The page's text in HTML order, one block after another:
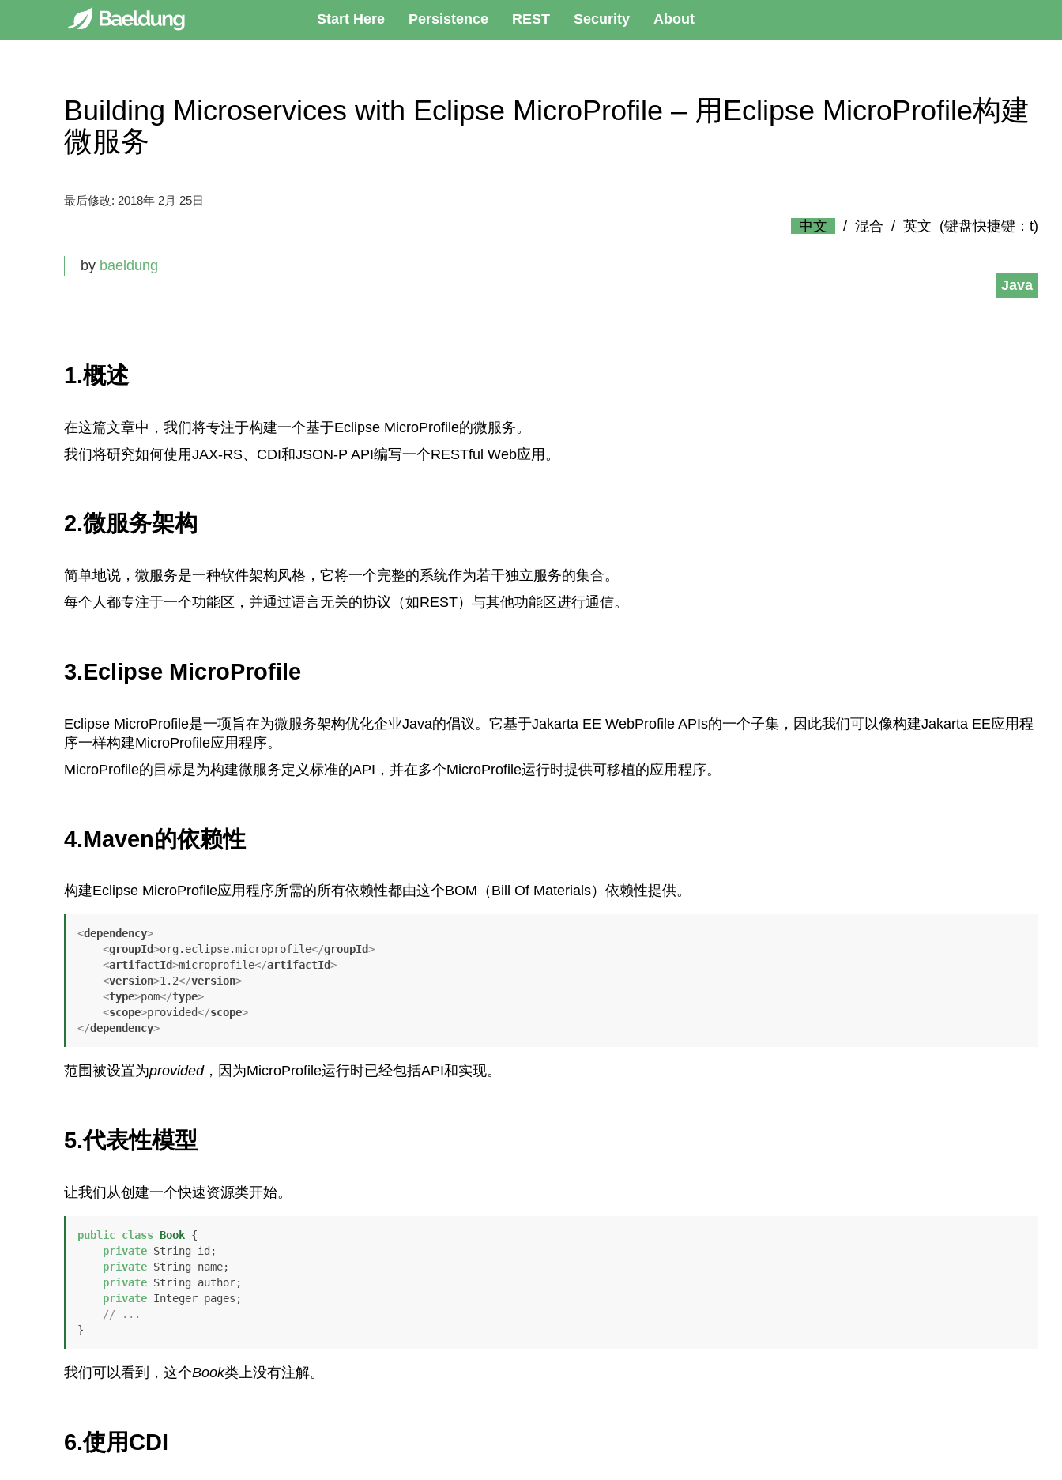
Start Here Persistence REST Security About
Building Microservices with Eclipse MicroProfile – 用Eclipse MicroProfile构建
微服务
最后修改: 2018年 2月 25日
by baeldung
中文 / 混合 / 英文 (键盘快捷键：t)
Java
1.概述
在这篇文章中，我们将专注于构建一个基于Eclipse MicroProfile的微服务。
我们将研究如何使用JAX-RS、CDI和JSON-P API编写一个RESTful Web应用。
2.微服务架构
简单地说，微服务是一种软件架构风格，它将一个完整的系统作为若干独立服务的集合。
每个人都专注于一个功能区，并通过语言无关的协议（如REST）与其他功能区进行通信。
3.Eclipse MicroProfile
Eclipse MicroProfile是一项旨在为微服务架构优化企业Java的倡议。它基于Jakarta EE WebProfile APIs的一个子集，因此我们可以像构建Jakarta EE应用程
序一样构建MicroProfile应用程序。
MicroProfile的目标是为构建微服务定义标准的API，并在多个MicroProfile运行时提供可移植的应用程序。
4.Maven的依赖性
构建Eclipse MicroProfile应用程序所需的所有依赖性都由这个BOM（Bill Of Materials）依赖性提供。
<dependency>
<groupId>org.eclipse.microprofile</groupId>
<artifactId>microprofile</artifactId>
<version>1.2</version>
<type>pom</type>
<scope>provided</scope>
</dependency>
范围被设置为provided，因为MicroProfile运行时已经包括API和实现。
5.代表性模型
让我们从创建一个快速资源类开始。
public class Book {
private String id;
private String name;
private String author;
private Integer pages;
// ...
}
我们可以看到，这个Book类上没有注解。
6.使用CDI